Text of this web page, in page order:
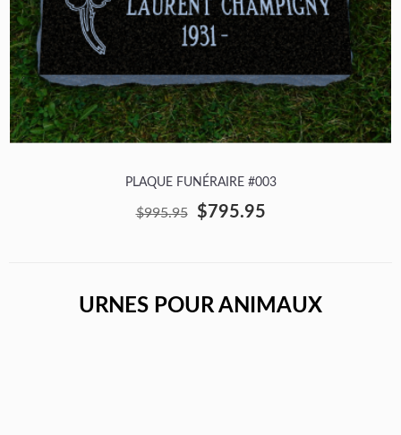
PLAQUE FUNÉRAIRE #003
$995.95 $795.95
URNES POUR ANIMAUX